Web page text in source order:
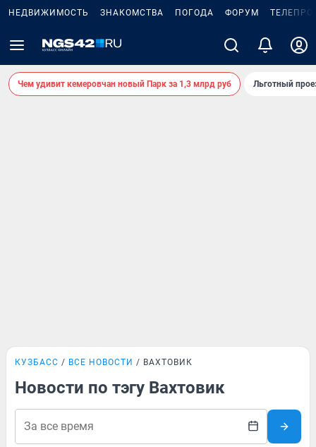
НЕДВИЖИМОСТЬ ЗНАКОМСТВА ПОГОДА ФОРУМ
Чем удивит кемеровчан новый Парк за 1,3 млрд руб Льготный
КУЗБАСС ВСЕ НОВОСТИ ВАХТОВИК
Новости по тэгу Вахтовик